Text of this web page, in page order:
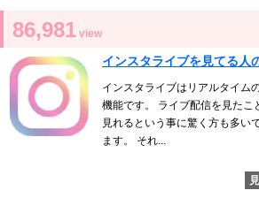
86,981 view
インスタライブを見てる人
インスタライブはリアルタイム
機能です。 ライブ配信を見たこ
見れるという事に驚く方も多い
ます。 それ...